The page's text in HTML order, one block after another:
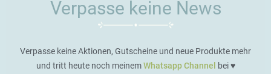
Verpasse keine News
Verpasse keine Aktionen, Gutscheine und neue Produkte mehr
und tritt heute noch meinemWhatsapp Channel bei ♥️